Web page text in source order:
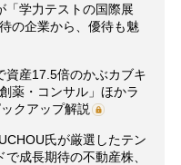
「学力テストの国際展
の企業から、優待も魅
産17.5倍のかぶカブキ
薬・コンサル」ほかラ
クアップ解説
氏が厳選したテン
成長期待の不動産株、